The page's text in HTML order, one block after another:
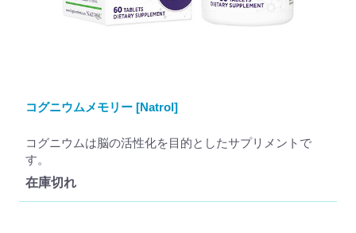
コグニウムメモリー [Natrol]
コグニウムは脳の活性化を目的としたサプリメントで
す。
在庫切れ